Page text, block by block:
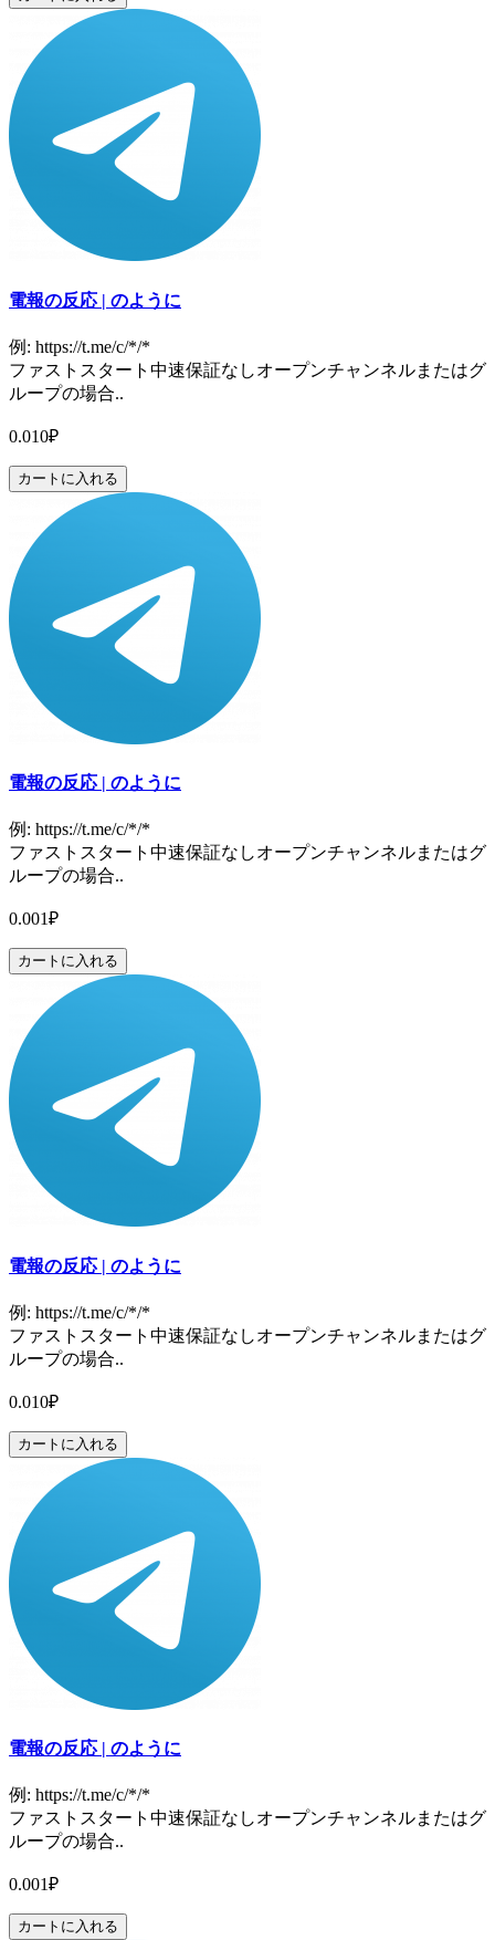
電報の反応 | のように
例: https://t.me/c/*/*
ファストスタート中速保証なしオープンチャンネルまたはグ
ループの場合..
0.010₽
カートに入れる
電報の反応 | のように
例: https://t.me/c/*/*
ファストスタート中速保証なしオープンチャンネルまたはグ
ループの場合..
0.001₽
カートに入れる
電報の反応 | のように
例: https://t.me/c/*/*
ファストスタート中速保証なしオープンチャンネルまたはグ
ループの場合..
0.010₽
カートに入れる
電報の反応 | のように
例: https://t.me/c/*/*
ファストスタート中速保証なしオープンチャンネルまたはグ
ループの場合..
0.001₽
カートに入れる